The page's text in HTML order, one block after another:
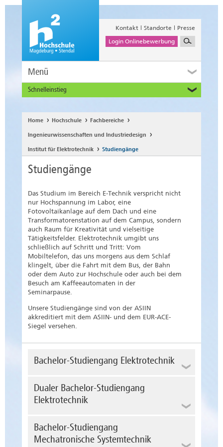
Kontakt Standorte
Presse
Login Onlinebewerbung
Menü
Schnelleinstieg
Alumni
Unternehmen und Institutionen
Beschäftigte
International
Home Hochschule Fachbereiche
Ingenieurwissenschaften und Industriedesign
Institut für Elektrotechnik Studiengänge
Studiengänge
Das Studium im Bereich E-Technik verspricht nicht
nur Hochspannung im Labor, eine
Fotovoltaikanlage auf dem Dach und eine
Transformatorenstation auf dem Campus, sondern
auch Raum für Kreativität und vielseitige
Tätigkeitsfelder. Elektrotechnik umgibt uns
schließlich auf Schritt und Tritt: Vom
Mobiltelefon, das uns morgens aus dem Schlaf
klingelt, über die Fahrt mit dem Bus, der Bahn
oder dem Auto zur Hochschule oder auch bei dem
Besuch am Kaffeeautomaten in der
Seminarpause.
Unsere Studiengänge sind von der ASIIN
akkreditiert mit dem ASIIN- und dem EUR-ACE-
Siegel versehen.
Bachelor-Studiengang Elektrotechnik
Studieninhalte
In den ersten vier Semestern bilden das
grundlegendem wirtschaftlichen Know-how die
Inhalte. Im Anschluss erfolgt die Spezialisierung in
Dualer Bachelor-Studiengang
Elektrotechnik
Studieninhalte
wie Bachelor Elektrotechnik
Bachelor-Studiengang
Mechatronische Systemtechnik